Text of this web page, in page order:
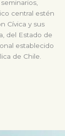
central estén
Cívica y sus
del Estado de
establecido
de Chile.